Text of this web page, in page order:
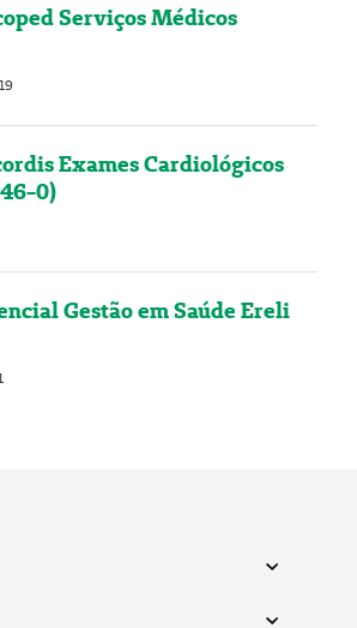
Serviços Médicos
Exames Cardiológicos
0)
Gestão em Saúde Ereli